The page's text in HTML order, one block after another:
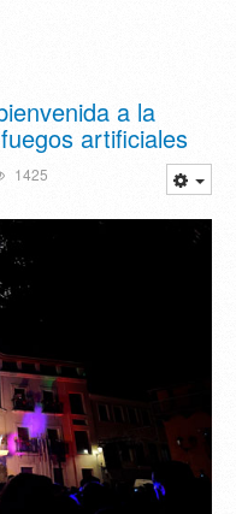
a la
artificiales
1425